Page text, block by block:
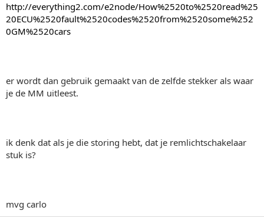
http://everything2.com/e2node/How%2520to%2520read%25
20ECU%2520fault%2520codes%2520from%2520some%252
0GM%2520cars
er wordt dan gebruik gemaakt van de zelfde stekker als waar
je de MM uitleest.
ik denk dat als je die storing hebt, dat je remlichtschakelaar
stuk is?
mvg carlo